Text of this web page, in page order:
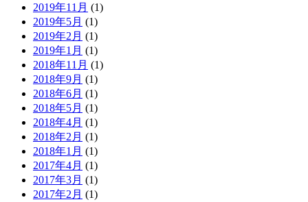
2019年11月 (1)
2019年5月 (1)
2019年2月 (1)
2019年1月 (1)
2018年11月 (1)
2018年9月 (1)
2018年6月 (1)
2018年5月 (1)
2018年4月 (1)
2018年2月 (1)
2018年1月 (1)
2017年4月 (1)
2017年3月 (1)
2017年2月 (1)